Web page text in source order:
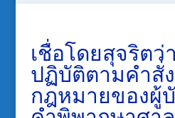
เชื่อโดยสุจริตว่
ปฏิบัติตามคำสั่
กฎหมายของผู้